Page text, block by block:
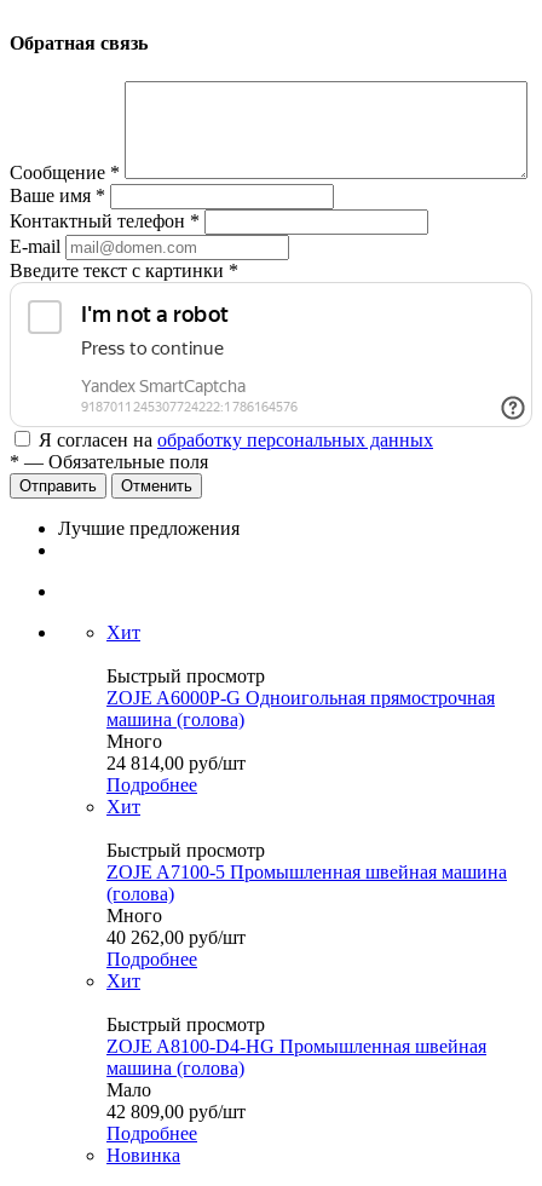
Обратная связь
Сообщение *
Ваше имя *
Контактный телефон *
E-mail
Введите текст с картинки *
Я согласен на обработку персональных данных
* — Обязательные поля
Отменить
Лучшие предложения
Хит
Быстрый просмотр
ZOJE A6000P-G Одноигольная прямострочная
машина (голова)
Много
24 814,00 руб/шт
Подробнее
Хит
Быстрый просмотр
ZOJE A7100-5 Промышленная швейная машина
(голова)
Много
40 262,00 руб/шт
Подробнее
Хит
Быстрый просмотр
ZOJE A8100-D4-HG Промышленная швейная
машина (голова)
Мало
42 809,00 руб/шт
Подробнее
Новинка